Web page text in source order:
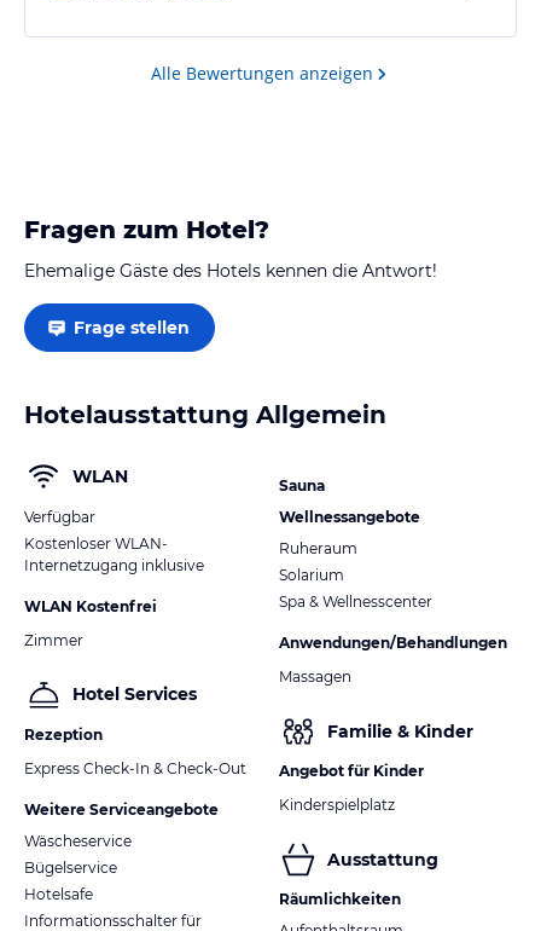
Alle Bewertungen anzeigen
Fragen zum Hotel?
Ehemalige Gäste des Hotels kennen die Antwort!
Frage stellen
Hotelausstattung Allgemein
WLAN
Verfügbar
Kostenloser WLAN-
Internetzugang inklusive
WLAN Kostenfrei
Zimmer
Hotel Services
Rezeption
Express Check-In & Check-Out
Weitere Serviceangebote
Wäscheservice
Bügelservice
Hotelsafe
Informationsschalter für
Sauna
Wellnessangebote
Ruheraum
Solarium
Spa & Wellnesscenter
Anwendungen/Behandlungen
Massagen
Familie & Kinder
Angebot für Kinder
Kinderspielplatz
Ausstattung
Räumlichkeiten